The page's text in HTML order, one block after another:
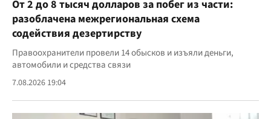
От 2 до 8 тысяч долларов за побег из части:
разоблачена межрегиональная схема
содействия дезертирству
Правоохранители провели 14 обысков и изъяли деньги,
автомобили и средства связи
7.08.2026 19:04